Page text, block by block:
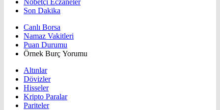
Nöbetçi Eczaneler
Son Dakika
Canlı Borsa
Namaz Vakitleri
Puan Durumu
Örnek Burç Yorumu
Altınlar
Dövizler
Hisseler
Kripto Paralar
Pariteler